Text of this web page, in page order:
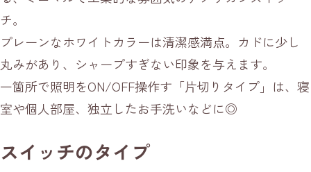
チ。
プレーンなホワイトカラーは清潔感満点。カドに少し
丸みがあり、シャープすぎない印象を与えます。
一箇所で照明をON/OFF操作す「片切りタイプ」は、寝
室や個人部屋、独立したお手洗いなどに◎
スイッチのタイプ